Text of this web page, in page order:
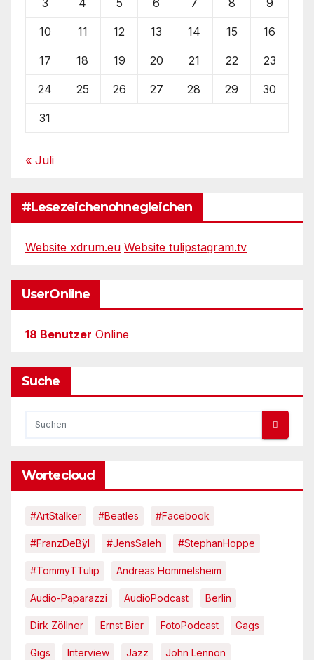
10 11 12 13 14 15 16
17 18 19 20 21 22 23
24 25 26 27 28 29 30
31
« Juli
#Lesezeichenohnegleichen
Website xdrum.eu Website tulipstagram.tv
UserOnline
18 Benutzer Online
Suche
Wortecloud
#ArtStalker #Beatles #Facebook
#FranzDeBÿl #JensSaleh #StephanHoppe
#TommyTTulip Andreas Hommelsheim
Audio-Paparazzi AudioPodcast Berlin
Dirk Zöllner Ernst Bier FotoPodcast Gags
Gigs Interview Jazz John Lennon